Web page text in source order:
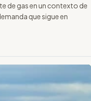
de gas en un contexto de
que sigue en